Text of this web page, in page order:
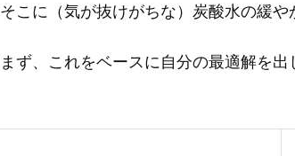
そこに（気が抜けがちな）炭酸水の緩や
まず、これをベースに自分の最適解を出